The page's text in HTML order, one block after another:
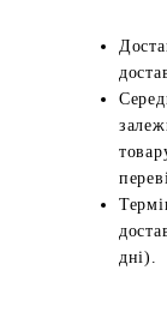
дні).